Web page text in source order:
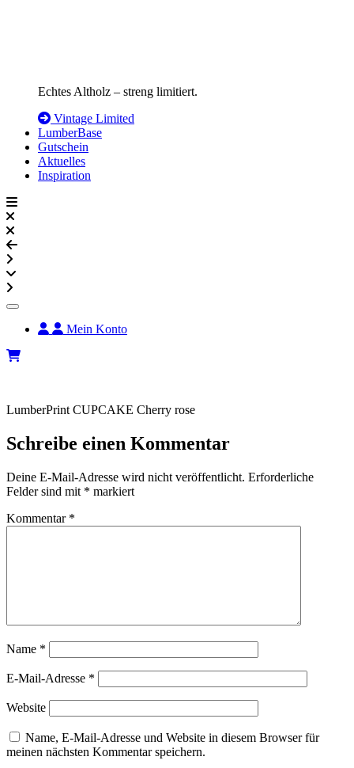
Echtes Altholz – streng limitiert.
Vintage Limited
LumberBase
Gutschein
Aktuelles
Inspiration
Mein Konto
LumberPrint CUPCAKE Cherry rose
Schreibe einen Kommentar
Deine E-Mail-Adresse wird nicht veröffentlicht. Erforderliche
Felder sind mit * markiert
Kommentar *
Name *
E-Mail-Adresse *
Website
Name, E-Mail-Adresse und Website in diesem Browser für
meinen nächsten Kommentar speichern.